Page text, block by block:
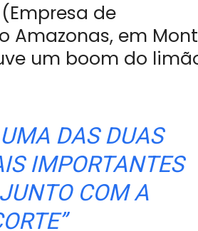
de
Amazonas, em
um boom do
DAS DUAS
IMPORTANTES
COM A